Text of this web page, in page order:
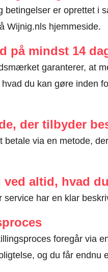
betingelser er oprettet i
Wijnig.nls hjemmeside.
på mindst 14
garanterer, at
du kan gøre inden
der tilbyder
betale via en metode,
ved altid, hvad
service har en klar
foregår via
og du får endnu